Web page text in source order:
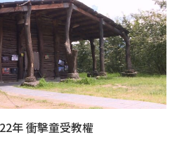
年 衝擊童受教權